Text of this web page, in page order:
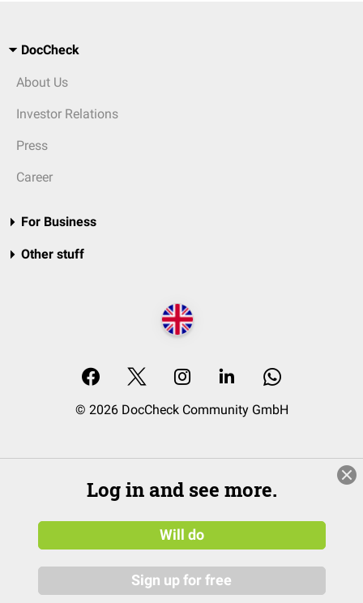
DocCheck
About Us
Investor Relations
Press
Career
For Business
Other stuff
© 2026 DocCheck Community GmbH
Log in and see more.
Will do
Sign up for free